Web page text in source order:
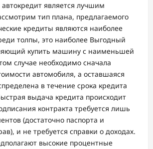
является лучшим
тип плана, предлагаемого
кредиты являются наиболее
толпы, это наиболее Выгодный
купить машину с наименьшей
случае необходимо сначала
автомобиля, а оставшаяся
в течение срока кредита
выдача кредита происходит
контракта требуется лишь
(достаточно паспорта и
и не требуется справки о доходах.
высокие процентные